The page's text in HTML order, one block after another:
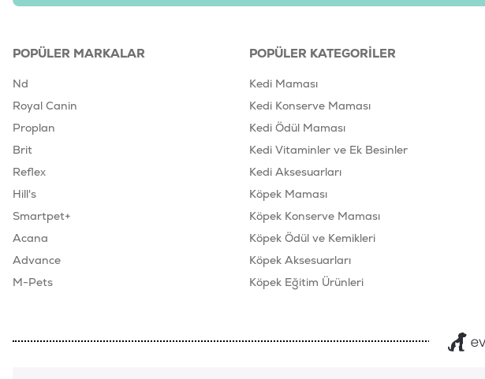
POPÜLER MARKALAR
Nd
Royal Canin
Proplan
Brit
Reflex
Hill's
Smartpet+
Acana
Advance
M-Pets
POPÜLER KATEGORILER
Kedi Maması
Kedi Konserve Maması
Kedi Ödül Maması
Kedi Vitaminler ve Ek Besinler
Kedi Aksesuarları
Köpek Maması
Köpek Konserve Maması
Köpek Ödül ve Kemikleri
Köpek Aksesuarları
Köpek Eğitim Ürünleri